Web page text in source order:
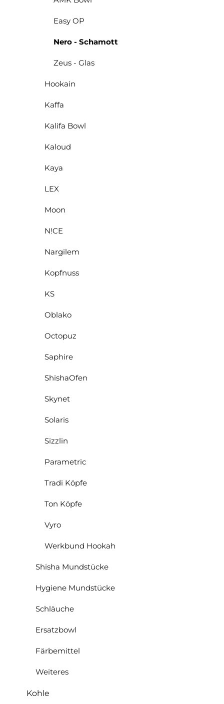
Easy OP
Nero - Schamott
Zeus - Glas
Hookain
Kaffa
Kalifa Bowl
Kaloud
Kaya
LEX
Moon
N!CE
Nargilem
Kopfnuss
KS
Oblako
Octopuz
Saphire
ShishaOfen
Skynet
Solaris
Sizzlin
Parametric
Tradi Köpfe
Ton Köpfe
Vyro
Werkbund Hookah
Shisha Mundstücke
Hygiene Mundstücke
Schläuche
Ersatzbowl
Färbemittel
Weiteres
Kohle